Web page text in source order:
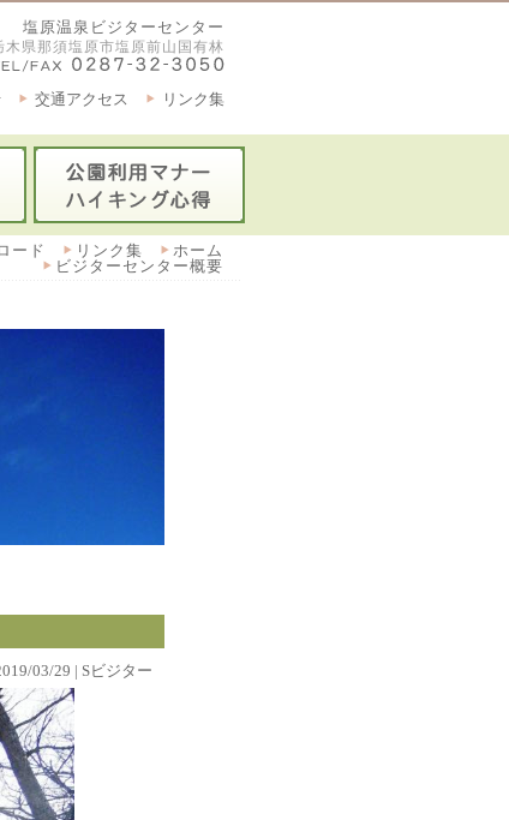
塩原温泉ビジターセンター
県那須塩原市塩原前山国有林
リンク集
交通アクセス
ホーム
リンク集
ード
ビジターセンター概要
03/29 | Sビジター